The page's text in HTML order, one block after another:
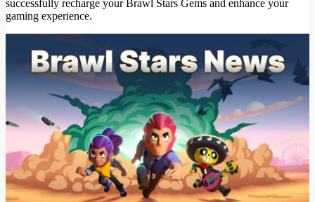
successfully recharge your Brawl Stars Gems and enhance your
gaming experience.